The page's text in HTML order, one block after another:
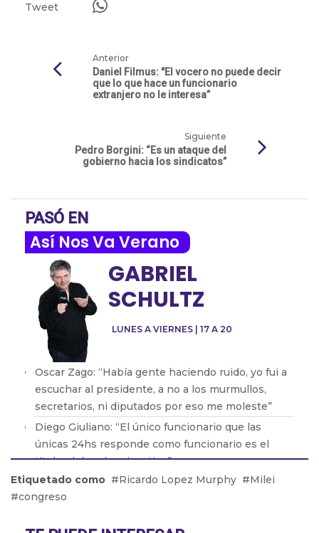
Tweet
Anterior
Daniel Filmus: "El vocero no puede decir
que lo que hace un funcionario
extranjero no le interesa”
Siguiente
Pedro Borgini: “Es un ataque del
gobierno hacia los sindicatos”
PASÓ EN
Así Nos Va Verano
LUNES A VIERNES | 17 A 20
GABRIEL
SCHULTZ
Oscar Zago: “Había gente haciendo ruido, yo fui a
escuchar al presidente, a no a los murmullos,
secretarios, ni diputados por eso me moleste”
Diego Giuliano: “El único funcionario que las
únicas 24hs responde como funcionario es el
titular del poder ejecutivo”
Pablo Zurro: “Soy intendente 24hs, no soy
intendente y despues privado”
Etiquetado como Ricardo Lopez Murphy
Milei
congreso